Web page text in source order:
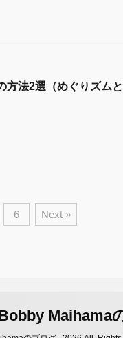
方法2選（めぐりズム
6 Next »
Maihama